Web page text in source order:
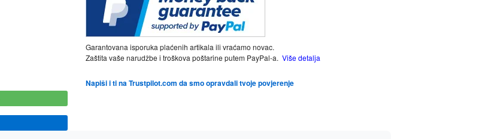
Garantovana isporuka plaćenih artikala ili vraćamo novac.
Zaštita vaše narudžbe i troškova poštarine putem PayPal-a. Više detalja
Napiši i ti na Trustpilot.com da smo opravdali tvoje povjerenje